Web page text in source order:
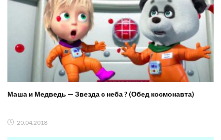
Маша и Медведь — Звезда с неба ? (Обед космонавта)
20.04.2018